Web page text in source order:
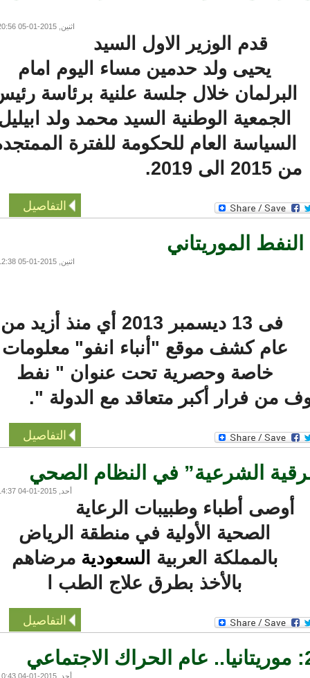
اثنين, 2015-01-05 20:56
قدم الوزير الاول السيد
يحيى ولد حدمين مساء اليوم امام
خلال جلسة علنية برئاسة رئيس
الجمعية الوطنية السيد محمد ولد ابيليل
العام للحكومة للفترة الممتجدة
الى 2019.
التفاصيل
الموريتاني
اثنين, 2015-01-05 12:38
فى 13 ديسمبر 2013 أي منذ أزيد من
عام كشف موقع "أنباء انفو" معلومات
خاصة وحصرية تحت عنوان " نفط
من فرار أكبر متعاقد مع الدولة ".
التفاصيل
الشرعية” في النظام الصحي
أوصى أطباء وطبيبات الرعاية
الصحية الأولية في منطقة الرياض
بالمملكة العربيةالسعوديةمرضاهم
بالأخذ بطرق علاج الطب ا
التفاصيل